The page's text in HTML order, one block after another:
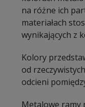
na różne ich
materiałach
wynikających z
Kolory
od
odcieni
Metalowe ramy